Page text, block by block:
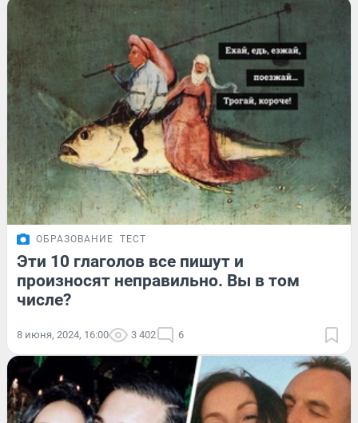
ОБРАЗОВАНИЕ ТЕСТ
Эти 10 глаголов все пишут и
произносят неправильно. Вы в том
числе?
8 июня, 2024, 16:00 3 402 6